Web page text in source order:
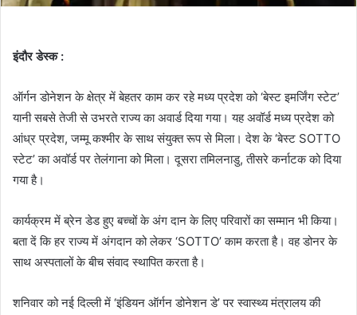
इंदौर डेस्क :
ऑर्गन डोनेशन के क्षेत्र में बेहतर काम कर रहे मध्य प्रदेश को ‘बेस्ट इमर्जिंग स्टेट’
यानी सबसे तेजी से उभरते राज्य का अवार्ड दिया गया। यह अवॉर्ड मध्य प्रदेश को
आंध्र प्रदेश, जम्मू कश्मीर के साथ संयुक्त रूप से मिला। देश के ‘बेस्ट SOTTO
स्टेट’ का अवॉर्ड पर तेलंगाना को मिला। दूसरा तमिलनाडु, तीसरे कर्नाटक को दिया
गया है।
कार्यक्रम में ब्रेन डेड हुए बच्चों के अंग दान के लिए परिवारों का सम्मान भी किया।
बता दें कि हर राज्य में अंगदान को लेकर ‘SOTTO’ काम करता है। वह डोनर के
साथ अस्पतालों के बीच संवाद स्थापित करता है।
शनिवार को नई दिल्ली में ‘इंडियन ऑर्गन डोनेशन डे’ पर स्वास्थ्य मंत्रालय की